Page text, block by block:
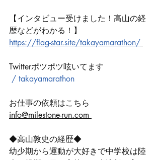
【インタビュー受けました！高山の経
歴などがわかる！】
https://flag-star.site/takayamarathon/
Twitterポツポツ呟いてます
/ takayamarathon
お仕事の依頼はこちら
info@milestone-run.com
◆高山敦史の経歴◆
幼少期から運動が大好きで中学校は陸